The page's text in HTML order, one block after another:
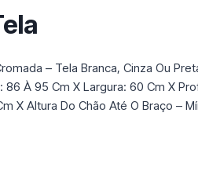
– Tela Branca, Cinza Ou
86 À 95 Cm X Largura: 60 Cm X
X Altura Do Chão Até O Braço –